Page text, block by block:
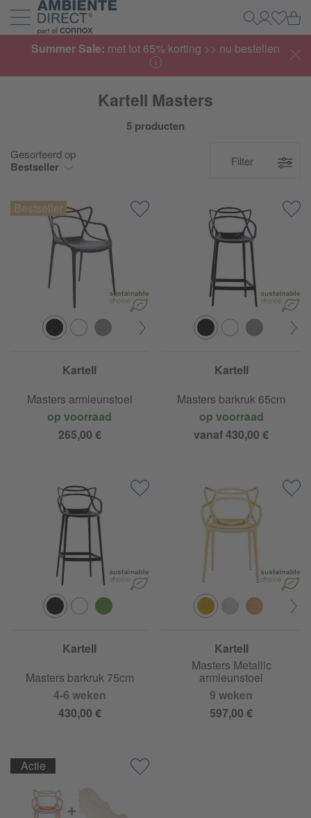
Home
Navigatie uit- en inklappen
Zoeken
Mijn
Summer Sale: met tot 65% korting >> nu bestellen
Kartell Masters
5 producten
Gesorteerd op
Bestseller Filter
Kartell
Masters armleunstoel
op voorraad
265,00 €
Kartell
Masters barkruk 65cm
op voorraad
vanaf 430,00 €
Kartell
Masters barkruk 75cm
4-6 weken
430,00 €
Kartell
Masters Metallic
armleunstoel
9 weken
597,00 €
Actie